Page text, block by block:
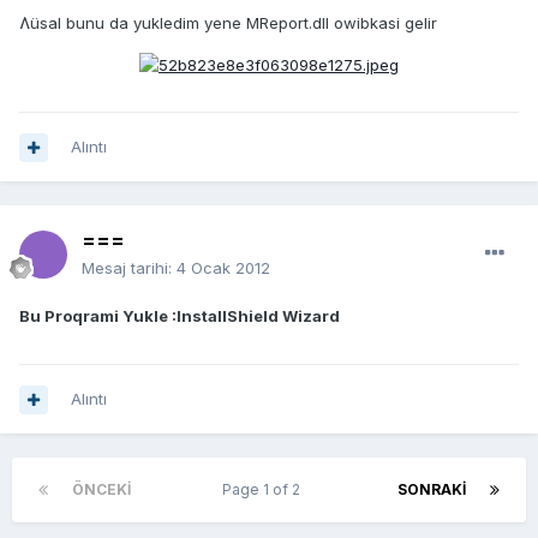
Ʌüsal bunu da yukledim yene MReport.dll owibkasi gelir
Alıntı
===
Mesaj tarihi: 4 Ocak 2012
Bu Proqrami Yukle :InstallShield Wizard
Alıntı
ÖNCEKI SONRAKI
Page 1 of 2